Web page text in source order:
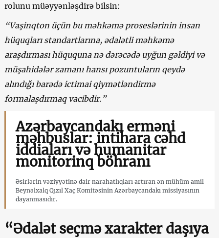
rolunu müəyyənləşdirə bilsin:
“Vaşinqton üçün bu məhkəmə proseslərinin insan
hüquqları standartlarına, ədalətli məhkəmə
araşdırması hüququna nə dərəcədə uyğun gəldiyi və
müşahidələr zamanı hansı pozuntuların qeydə
alındığı barədə ictimai qiymətləndirmə
formalaşdırmaq vacibdir.”
Azərbaycandakı erməni
məhbuslar: intihara cəhd
iddiaları və humanitar
monitorinq böhranı
Əsirlərin vəziyyətinə dair narahatlıqları artıran ən mühüm amil
Beynəlxalq Qızıl Xaç Komitəsinin Azərbaycandakı missiyasının
dayanmasıdır.
“Ədalət seçmə xarakter daşıya